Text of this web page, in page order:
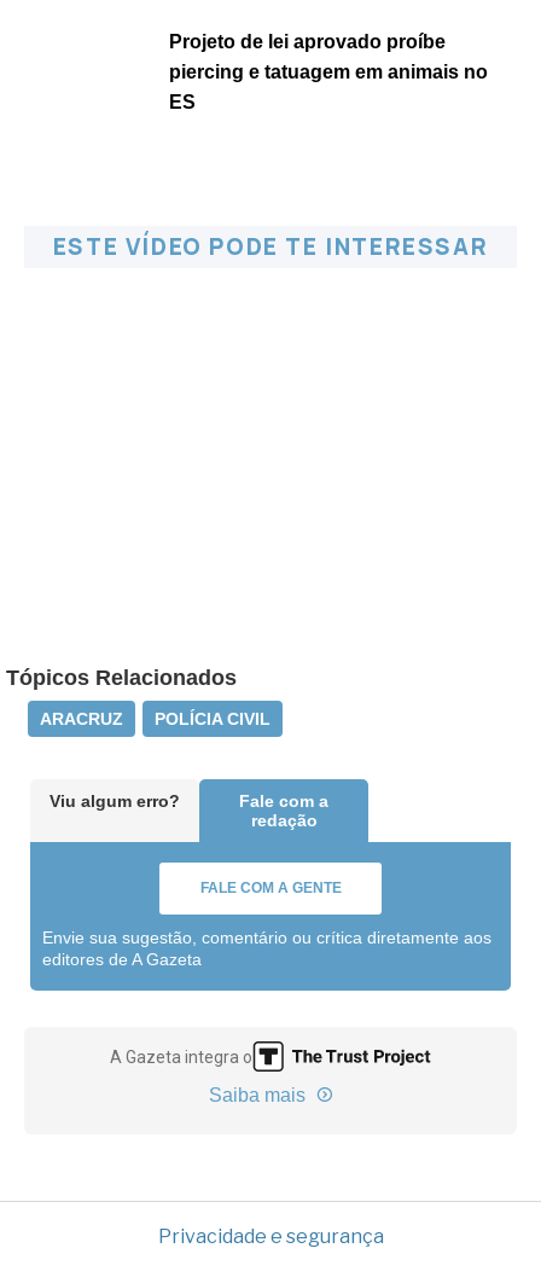
Projeto de lei aprovado proíbe
piercing e tatuagem em animais no
ES
ESTE VÍDEO PODE TE INTERESSAR
Tópicos Relacionados
ARACRUZ POLÍCIA CIVIL
Viu algum erro?
Fale com a
redação
FALE COM A GENTE
Envie sua sugestão, comentário ou crítica diretamente aos
editores de A Gazeta
A Gazeta integra o
Saiba mais
Privacidade e segurança